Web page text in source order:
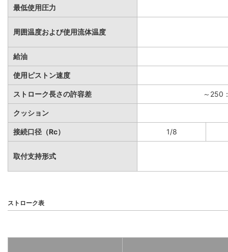
最低使用圧力
周囲温度および使用流体温度
給油
使用ピストン速度
ストローク長さの許容差 ～250
クッション
接続口径（Rc） 1/8
取付支持形式
ストローク表